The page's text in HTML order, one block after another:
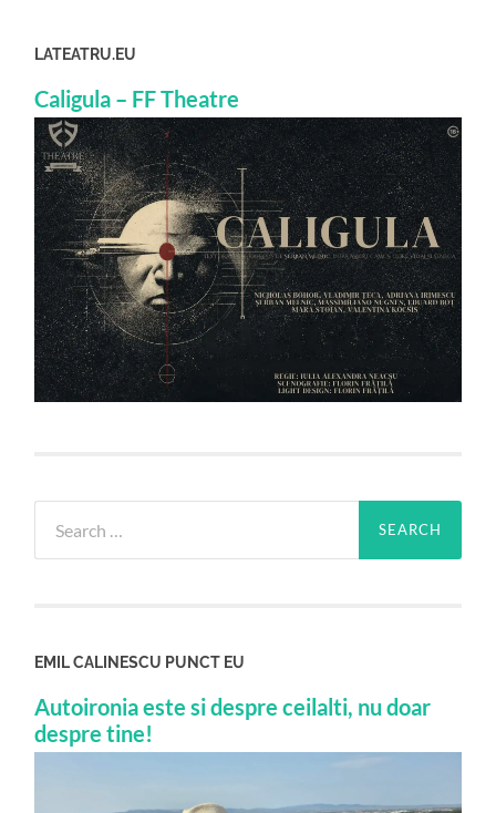
LATEATRU.EU
Caligula – FF Theatre
for:
EMIL CALINESCU PUNCT EU
Autoironia este si despre ceilalti, nu doar
despre tine!